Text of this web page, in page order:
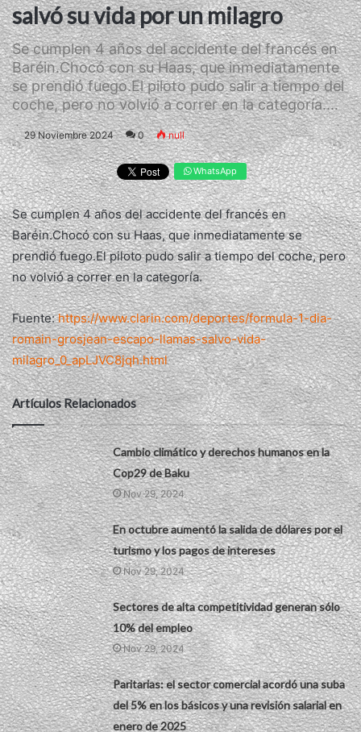
salvó su vida por un milagro
Se cumplen 4 años del accidente del francés en
Baréin.Chocó con su Haas, que inmediatamente
se prendió fuego.El piloto pudo salir a tiempo del
coche, pero no volvió a correr en la categoría....
29 Noviembre 2024 0 null
WhatsApp
Se cumplen 4 años del accidente del francés en
Baréin.Chocó con su Haas, que inmediatamente se
prendió fuego.El piloto pudo salir a tiempo del coche, pero
no volvió a correr en la categoría.
Fuente:https://www.clarin.com/deportes/formula-1-dia-
romain-grosjean-escapo-llamas-salvo-vida-
milagro_0_apLJVC8jqh.html
Artículos Relacionados
Cambio climático y derechos humanos en la
Cop29 de Baku
Nov 29, 2024
En octubre aumentó la salida de dólares por el
turismo y los pagos de intereses
Nov 29, 2024
Sectores de alta competitividad generan sólo
10% del empleo
Nov 29, 2024
Paritarias: el sector comercial acordó una suba
del 5% en los básicos y una revisión salarial en
enero de 2025